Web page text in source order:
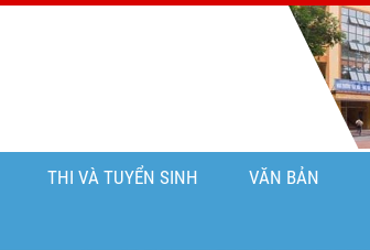
THI VÀ TUYỂN SINH VĂN BẢN